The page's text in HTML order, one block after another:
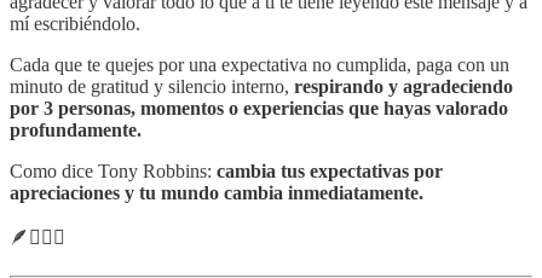
mí escribiéndolo.
Cada que te quejes por una expectativa no cumplida, paga con un
minuto de gratitud y silencio interno, respirando y agradeciendo
por 3 personas, momentos o experiencias que hayas valorado
profundamente.
Como dice Tony Robbins: cambia tus expectativas por
apreciaciones y tu mundo cambia inmediatamente.
🪶🧙🏼‍♂️